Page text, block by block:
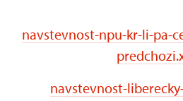
navstevnost-npu-kr-li-pa-
navstevnost-